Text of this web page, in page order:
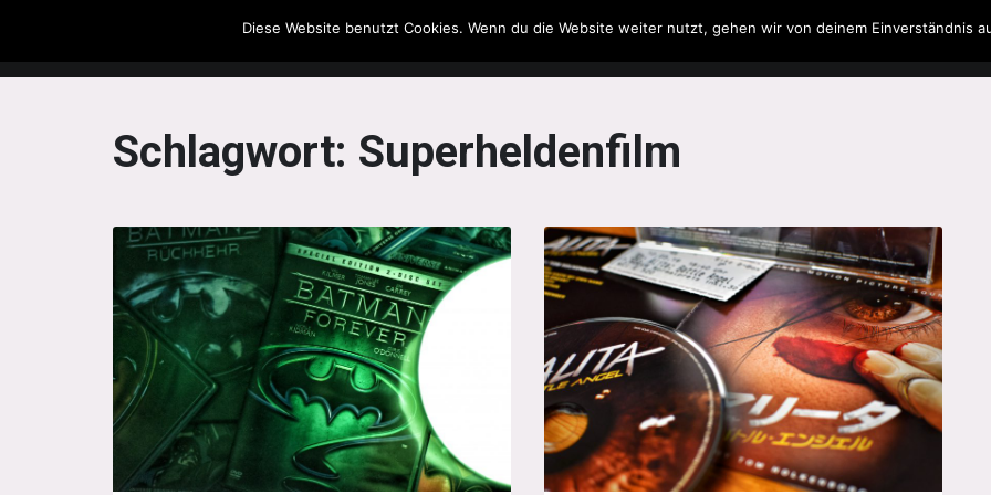
The Howling Men Filme & Serien Musik Spielzeug Literatur
Schlagwort: Superheldenfilm
Diese Website benutzt Cookies. Wenn du die Website weiter nutzt, gehen wir von deinem Einverständnis